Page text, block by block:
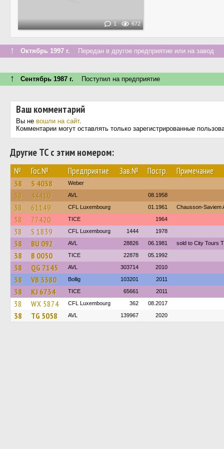
1 672
↑ Октябрь 1997 г. Передан в другое предприятие или на завод
↑ Сентябрь 1987 г. Поступил на предприятие
Ваш комментарий
Вы не вошли на сайт.
Комментарии могут оставлять только зарегистрированные
Другие ТС с этим номером:
№ Гос.№ Предприятие Зав.№ Постр. Примечание
38 S 4038 Weber
38 44410 AVL 08.1958
38 61149 CFL Luxembourg 01.1961 Chausson-Saviem
38 77420 TICE 1964
38 S 1839 CFL Luxembourg 1444 1978
38 BU 092 AVL 28826 06.1981 sold to City Tours
38 B 0050 TICE 22878 05.1992
38 QG 7145 AVL 303714 2010
38 VB 3380 Bollig 103201 2011
38 KJ 6734 TICE 65661 2011
38 WX 5874 CFL Luxembourg 362 08.2017
38 TG 5058 AVL 139967 2020